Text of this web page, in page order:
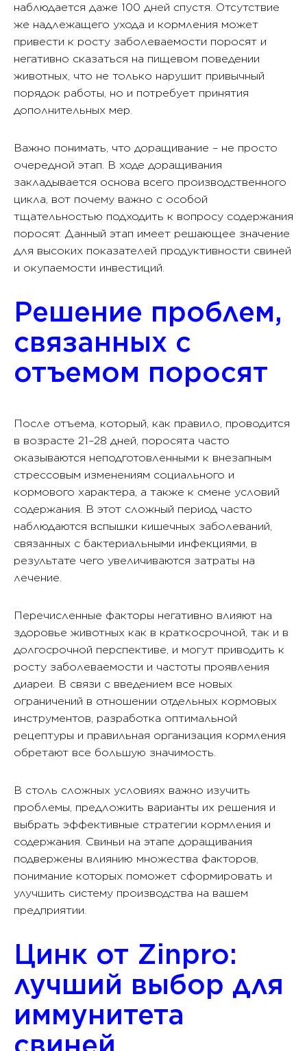
наблюдается даже 100 дней спустя. Отсутствие
же надлежащего ухода и кормления может
привести к росту заболеваемости поросят и
негативно сказаться на пищевом поведении
животных, что не только нарушит привычный
порядок работы, но и потребует принятия
дополнительных мер.
Важно понимать, что доращивание – не просто
очередной этап. В ходе доращивания
закладывается основа всего производственного
цикла, вот почему важно с особой
тщательностью подходить к вопросу содержания
поросят. Данный этап имеет решающее значение
для высоких показателей продуктивности свиней
и окупаемости инвестиций.
Решение проблем,
связанных с
отъемом поросят
После отъема, который, как правило, проводится
в возрасте 21–28 дней, поросята часто
оказываются неподготовленными к внезапным
стрессовым изменениям социального и
кормового характера, а также к смене условий
содержания. В этот сложный период часто
наблюдаются вспышки кишечных заболеваний,
связанных с бактериальными инфекциями, в
результате чего увеличиваются затраты на
лечение.
Перечисленные факторы негативно влияют на
здоровье животных как в краткосрочной, так и в
долгосрочной перспективе, и могут приводить к
росту заболеваемости и частоты проявления
диареи. В связи с введением все новых
ограничений в отношении отдельных кормовых
инструментов, разработка оптимальной
рецептуры и правильная организация кормления
обретают все большую значимость.
В столь сложных условиях важно изучить
проблемы, предложить варианты их решения и
выбрать эффективные стратегии кормления и
содержания. Свиньи на этапе доращивания
подвержены влиянию множества факторов,
понимание которых поможет сформировать и
улучшить систему производства на вашем
предприятии.
Цинк от Zinpro:
лучший выбор для
иммунитета